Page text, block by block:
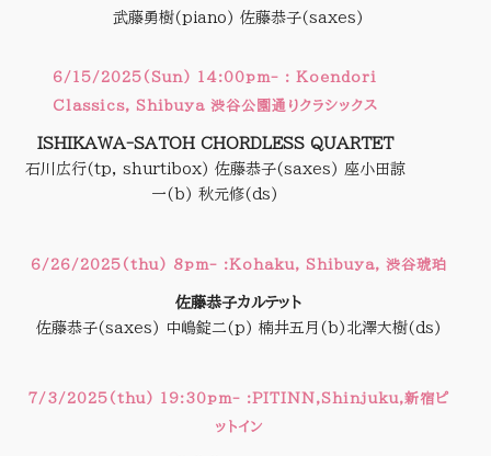
武藤勇樹(piano) 佐藤恭子(saxes)
6/15/2025(Sun) 14:00pm- : Koendori
Classics, Shibuya 渋谷公園通りクラシックス
ISHIKAWA-SATOH CHORDLESS QUARTET
石川広行(tp, shurtibox) 佐藤恭子(saxes) 座小田諒
一(b) 秋元修(ds)
6/26/2025(thu) 8pm- :Kohaku, Shibuya, 渋谷琥珀
佐藤恭子カルテット
佐藤恭子(saxes) 中嶋錠二(p) 楠井五月(b)北澤大樹(ds)
7/3/2025(thu) 19:30pm- :PITINN,Shinjuku,新宿ピ
ットイン